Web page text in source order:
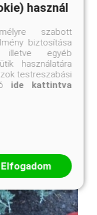
használ
szabott
biztosítása
illetve egyéb
használatára
testreszabási
ide kattintva
Elfogadom